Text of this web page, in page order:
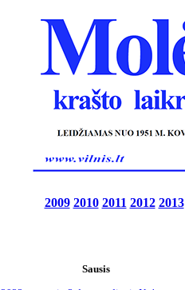
2009 2010 2011 2012 2013
Sausis